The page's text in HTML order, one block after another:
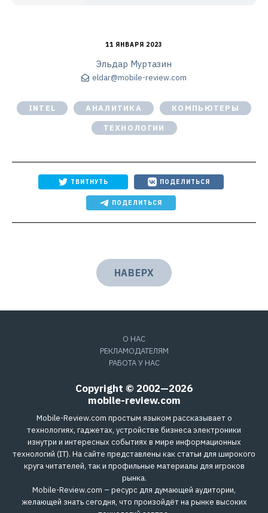
11 ЯНВАРЯ 2023
Эльдар Муртазин
eldar@mobile-review.com
INTEL АНАЛИТИКА
КОМПЬЮТЕРЫ
ТЕХНОЛОГИИ
ТВИТНУТЬ ПОДЕЛИТЬСЯ
ПОДЕЛИТЬСЯ
НАВЕРХ
О НАС
РЕКЛАМОДАТЕЛЯМ
РАБОТА У НАС
Copyright © 2002—2026
mobile-review.com
Mobile-Review.com простым языком рассказывает о
технологиях, гаджетах, устройстве бизнеса электроники
изнутри и интересных событиях в мире информационных
технологий (IT). На сайте представлены как статьи для широкого
круга читателей, так и профильные материалы для игроков
рынка.
Mobile-Review.com – ресурс для думающей аудитории,
желающей знать сегодня, что произойдёт на рынке высоких